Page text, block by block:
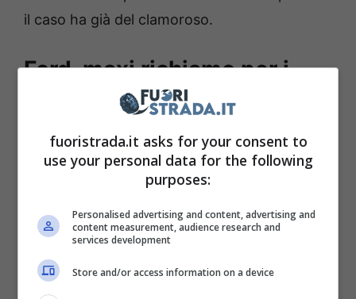
il caso ha già del clamoroso.
Ford, maxi richiamo per i
pick-up F-150 per problemi
alle luci di parcheggio
Non è la prima volta in cui la
(ma capita
costretta a richiamare alcuni veicoli su cui era
già intervenuta, ma senza però risolvere del
tutto il problema.Stavolta tocca a ben 3.639
fuoristrada.it asks for your consent to
use your personal data for the following
purposes:
Personalised advertising and content, advertising and
content measurement, audience research and
services development
Store and/or access information on a device